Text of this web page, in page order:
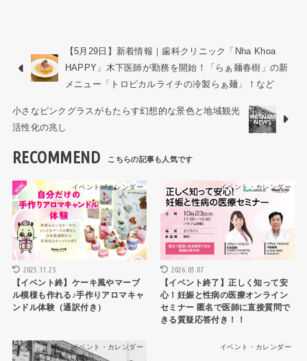
【5月29日】新着情報｜歯科クリニック「Nha Khoa
HAPPY」木下医師が勤務を開始！「らぁ麺春樹」の新
メニュー「トロピカルライチの冷製らぁ麺」！など
小さなピンクグラスがもたらす幻想的な景色と地域観光
活性化の兆し
RECOMMEND
イベント・カレンダー
2025.11.25
【イベント終】ケーキ風やマーブ
ル模様も作れる♪手作りアロマキャ
ンドル体験（通訳付き）
イベント・カレンダー
2026.05.07
【イベント終了】正しく知って安
心！妊娠と性病の医療オンライン
セミナー 匿名で医師に直接質問で
きる質疑応答付き！！
イベント・カレンダー イベント・カレンダー